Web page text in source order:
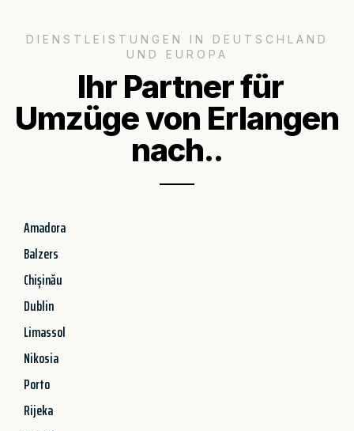
DIENSTLEISTUNGEN IN DEUTSCHLAND
UND EUROPA
Ihr Partner für
Umzüge von Erlangen
nach..
Amadora
Balzers
Chișinău
Dublin
Limassol
Nikosia
Porto
Rijeka